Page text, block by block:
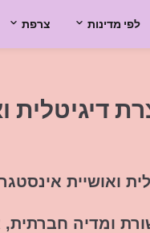
לפי מדינות צרפת
ומדיה חברתית,